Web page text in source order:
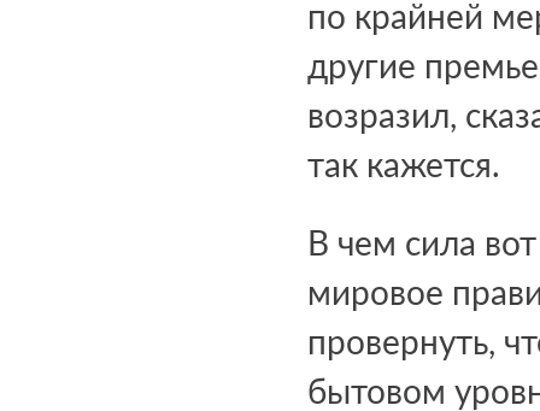
по крайней
другие
возразил,
так кажется.
В чем сила
мировое
провернуть,
бытовом